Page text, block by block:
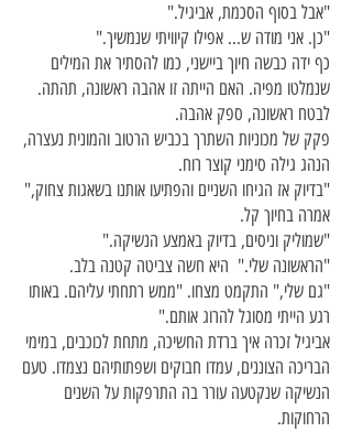
"אבל בסוף הסכמת, אביגיל."
"כן. אני מודה ש... אפילו קיוויתי שנמשיך."
כף ידה כבשה חיוך ביישני, כמו להסתיר את המילים
שנמלטו מפיה. האם הייתה זו אהבה ראשונה, תהתה.
לבטח ראשונה, ספק אהבה.
פקק של מכוניות השתרך בכביש הרטוב והמונית נעצרה,
הנהג גילה סימני קוצר רוח.
"בדיוק אז הגיחו השניים והפתיעו אותנו בשאגות צחוק,"
אמרה בחיוך קל.
"שמוליק וניסים, בדיוק באמצע הנשיקה."
"הראשונה שלי." היא חשה צביטה קטנה בלב.
"גם שלי," התקמט מצחו. "ממש רתחתי עליהם. באותו
רגע הייתי מסוגל להרוג אותם."
אביגיל זכרה איך ברדת החשיכה, מתחת לכוכבים, במימי
הבריכה הצוננים, עמדו חבוקים ושפתותיהם נצמדו. טעם
הנשיקה שנקטעה עורר בה התרפקות על השנים
הרחוקות.